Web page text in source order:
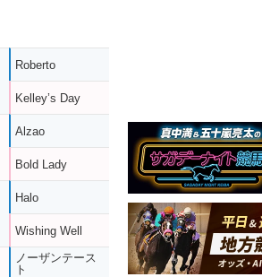
Roberto
Kelley’s Day
Alzao
Bold Lady
Halo
Wishing Well
ノーザンテース
ト